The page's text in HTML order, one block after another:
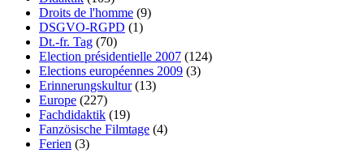
Droits de l'homme (9)
DSGVO-RGPD (1)
Dt.-fr. Tag (70)
Election présidentielle 2007 (124)
Elections européennes 2009 (3)
Erinnerungskultur(13)
Europe (227)
Fachdidaktik (19)
Fanzösische Filmtage (4)
Ferien (3)